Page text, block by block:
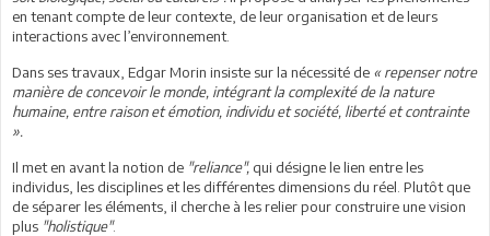
en tenant compte de leur contexte, de leur organisation et de leurs
interactions avec l’environnement.
Dans ses travaux, Edgar Morin insiste sur la nécessité de « repenser notre
manière de concevoir le monde, intégrant la complexité de la nature
humaine, entre raison et émotion, individu et société, liberté et contrainte
».
Il met en avant la notion de "reliance", qui désigne le lien entre les
individus, les disciplines et les différentes dimensions du réel. Plutôt que
de séparer les éléments, il cherche à les relier pour construire une vision
plus "holistique".